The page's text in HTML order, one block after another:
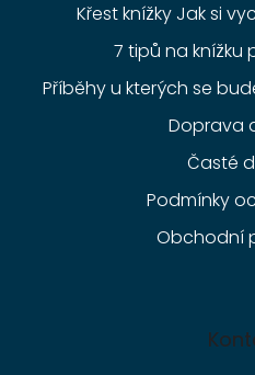
Křest knížky Jak si
7 tipů na knížku
Příběhy u kterých se
Doprava
Časté
Podmínky
Obchodní